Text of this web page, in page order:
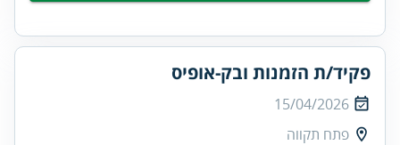
פקיד/ת הזמנות ובק-אופיס
15/04/2026
פתח תקווה